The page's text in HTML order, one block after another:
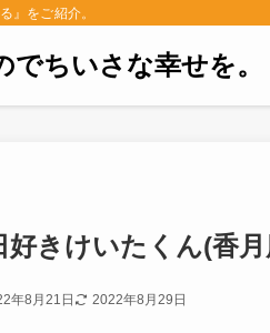
』をご紹介。
でちいさな幸せを。
好きけいたくん(香
年8月21日 2022年8月29日